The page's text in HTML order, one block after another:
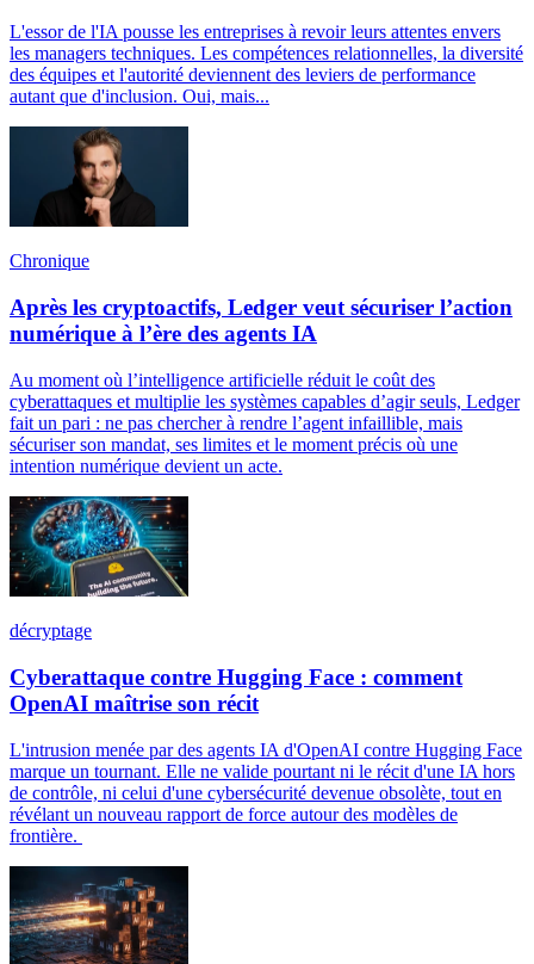
L'essor de l'IA pousse les entreprises à revoir leurs attentes envers
les managers techniques. Les compétences relationnelles, la diversité
des équipes et l'autorité deviennent des leviers de performance
autant que d'inclusion. Oui, mais...
Chronique
Après les cryptoactifs, Ledger veut sécuriser l’action
numérique à l’ère des agents IA
Au moment où l’intelligence artificielle réduit le coût des
cyberattaques et multiplie les systèmes capables d’agir seuls, Ledger
fait un pari : ne pas chercher à rendre l’agent infaillible, mais
sécuriser son mandat, ses limites et le moment précis où une
intention numérique devient un acte.
décryptage
Cyberattaque contre Hugging Face : comment
OpenAI maîtrise son récit
L'intrusion menée par des agents IA d'OpenAI contre Hugging Face
marque un tournant. Elle ne valide pourtant ni le récit d'une IA hors
de contrôle, ni celui d'une cybersécurité devenue obsolète, tout en
révélant un nouveau rapport de force autour des modèles de
frontière.